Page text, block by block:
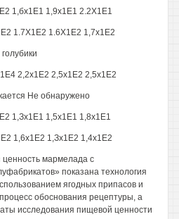
1,бх1Е1 1,9х1Е1 2.2Х1Е1
1.7Х1Е2 1.6Х1Е2 1,7х1Е2
2,2х1Е2 2,5х1Е2 2,5х1Е2
Не обнаружено
1,Зх1Е1 1,5х1Е1 1,8х1Е1
1,6х1Е2 1,Зх1Е2 1,4х1Е2
ценность мармелада с
показана технология
ягодных припасов и
обоснования рецептуры, а
исследования пищевой ценности